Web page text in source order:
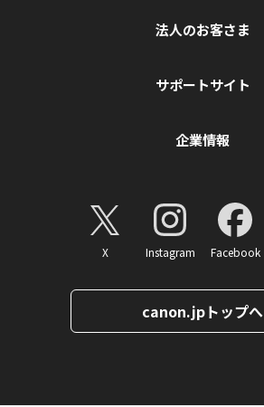
法人のお客さま
サポートサイト
企業情報
X Instagram Facebook
canon.jpトップへ